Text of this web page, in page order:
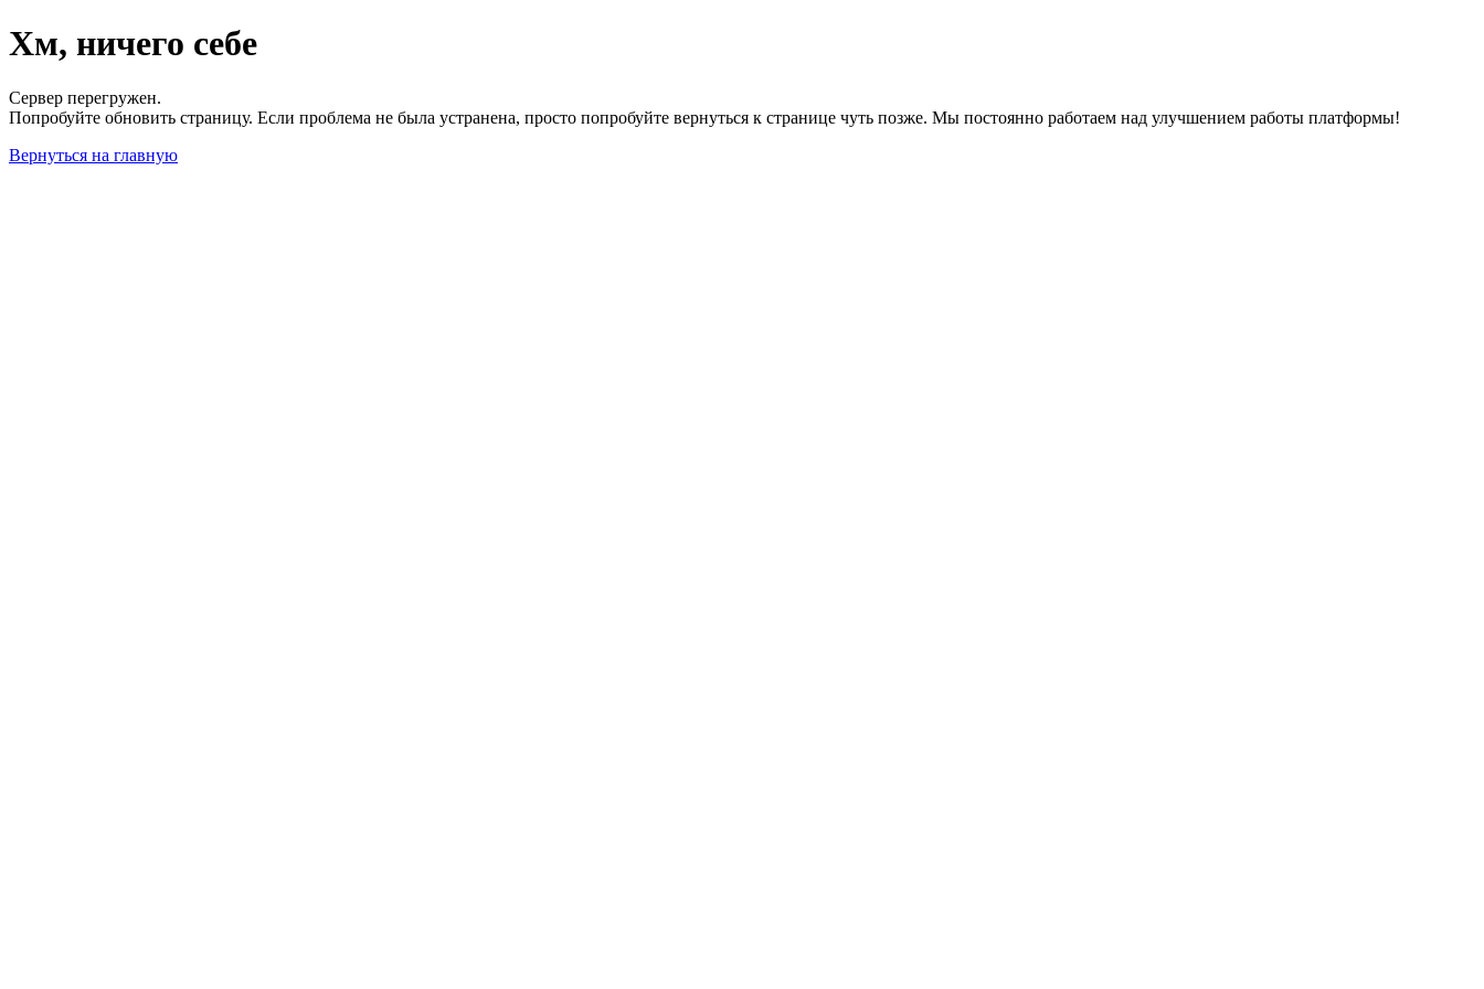
Хм, ничего себе
Сервер перегружен.
Попробуйте обновить страницу. Если проблема не была устранена, просто попробуйте вернуться к странице чуть позже. Мы постоянно работаем над улучшением работы платформы!
Вернуться на главную